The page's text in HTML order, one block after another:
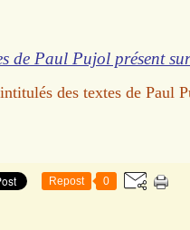
de Paul Pujol présent
des textes de
Repost 0